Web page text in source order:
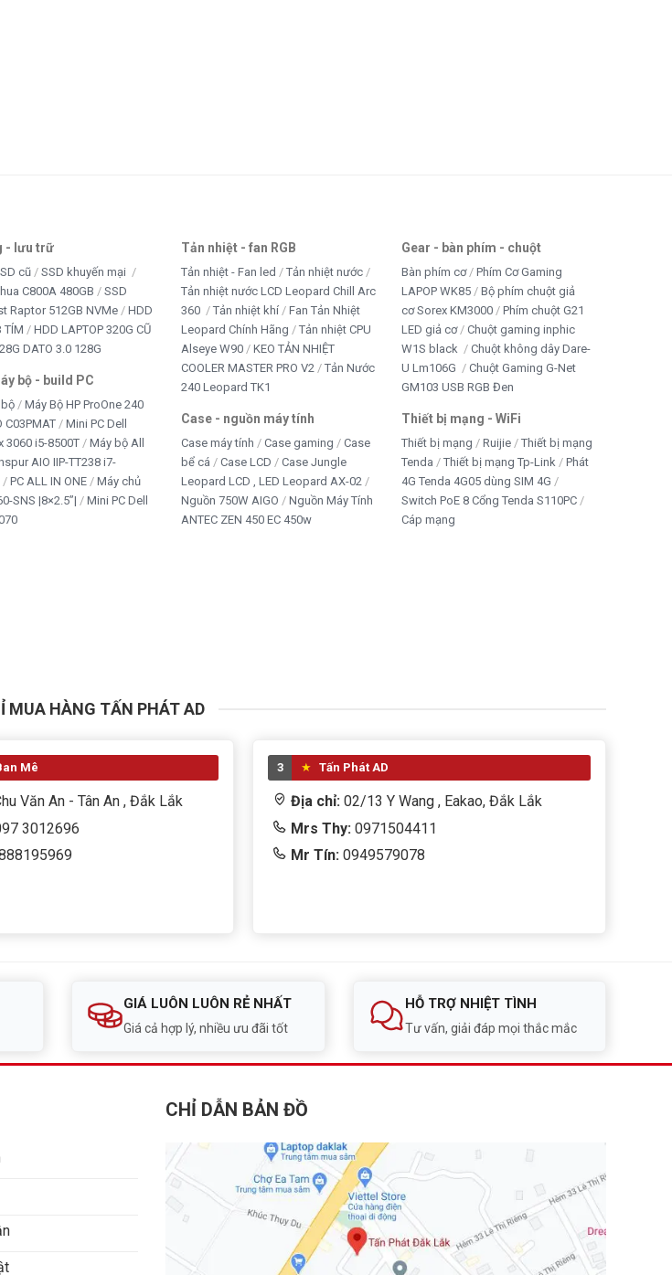
- lưu trữ
cũ
SSD khuyến mại
C800A 480GB
SSD
Raptor 512GB NVMe
HDD
TÍM
HDD LAPTOP 320G CŨ
DATO 3.0 128G
bộ - build PC
bộ
Máy Bộ HP ProOne 240
C03PMAT
Mini PC Dell
3060 i5-8500T
Máy bộ All
AIO IIP-TT238 i7-
PC ALL IN ONE
Máy chủ
SNS |8×2.5”|
Mini PC Dell
Tản nhiệt - fan RGB
Tản nhiệt - Fan led
Tản nhiệt nước
Tản nhiệt nước LCD Leopard Chill Arc
360
Tản nhiệt khí
Fan Tản Nhiệt
Leopard Chính Hãng
Tản nhiệt CPU
Alseye W90
KEO TẢN NHIỆT
COOLER MASTER PRO V2
Tản Nước
240 Leopard TK1
Case - nguồn máy tính
Case máy tính Case gaming
Case
bể cá
Case LCD
Case Jungle
Leopard LCD , LED Leopard AX-02
Nguồn 750W AIGO
Nguồn Máy Tính
ANTEC ZEN 450 EC 450w
Gear - bàn phím - chuột
Bàn phím cơ
Phím Cơ Gaming
LAPOP WK85
Bộ phím chuột giả
cơ Sorex KM3000
Phím chuột G21
LED giả cơ
Chuột gaming inphic
W1S black
Chuột không dây Dare-
U Lm106G
Chuột Gaming G-Net
GM103 USB RGB Đen
Thiết bị mạng - WiFi
Thiết bị mạng Ruijie
Thiết bị mạng
Tenda
Thiết bị mạng Tp-Link
Phát
4G Tenda 4G05 dùng SIM 4G
Switch PoE 8 Cổng Tenda S110PC
Cáp mạng
MUA HÀNG TẤN PHÁT AD
Mê
Văn An - Tân An , Đắk Lắk
3012696
3 Tấn Phát AD
Địa chỉ:02/13 Y Wang , Eakao, Đắk Lắk
Mrs Thy: 0971504411
Mr Tín: 0949579078
GIÁ LUÔN LUÔN RẺ NHẤT
Giá cả hợp lý, nhiều ưu đãi tốt
HỖ TRỢ NHIỆT TÌNH
Tư vấn, giải đáp mọi thắc mắc
CHỈ DẪN BẢN ĐỒ